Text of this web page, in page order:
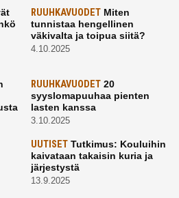
RUUHKAVUODETMiten
tunnistaa hengellinen
väkivalta ja toipua siitä?
4.10.2025
RUUHKAVUODET20
syyslomapuuhaa pienten
lasten kanssa
3.10.2025
UUTISETTutkimus: Kouluihin
kaivataan takaisin kuria ja
järjestystä
13.9.2025